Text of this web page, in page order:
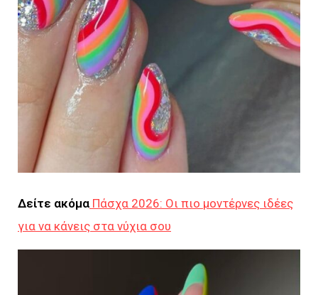
Δείτε ακόμα Πάσχα 2026: Οι πιο μοντέρνες ιδέες
για να κάνεις στα νύχια σου